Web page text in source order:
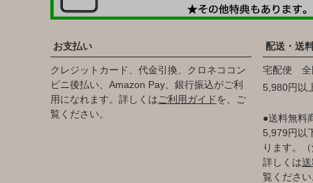
お支払い
クレジットカード、代金引換、クロネココン
ビニ後払い、Amazon Pay、銀行振込がご利
用になれます。詳しくはご利用ガイドを、ご
覧ください。
配送・送
宅配便 全
5,980円以
●送料無料
5,979円以
ります。（
詳しくは
覧ください